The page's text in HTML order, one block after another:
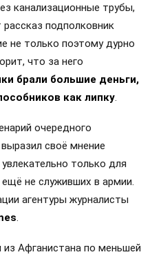
канализационные трубы,
подполковник
не только поэтому дурно
что за него
брали большие деньги,
как липку.
очередного
своё мнение
только для
не служивших в армии.
агентуры журналисты
.
Афганистана по меньшей